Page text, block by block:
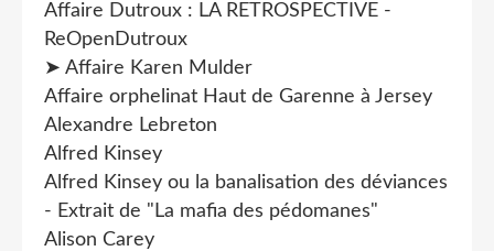
Affaire Dutroux : LA RETROSPECTIVE -
ReOpenDutroux
➤ Affaire Karen Mulder
Affaire orphelinat Haut de Garenne à Jersey
Alexandre Lebreton
Alfred Kinsey
Alfred Kinsey ou la banalisation des déviances
- Extrait de "La mafia des pédomanes"
Alison Carey